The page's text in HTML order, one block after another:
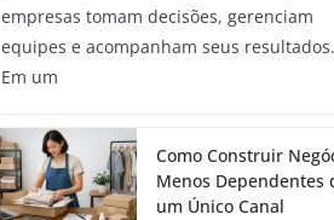
empresas tomam decisões, gerenciam
equipes e acompanham seus resultados.
Em um
Como Construir
Menos Dependentes
um Único Canal